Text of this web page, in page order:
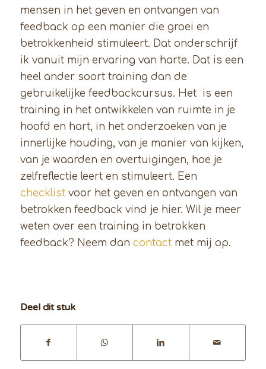
mensen in het geven en ontvangen van
feedback op een manier die groei en
betrokkenheid stimuleert. Dat onderschrijf
ik vanuit mijn ervaring van harte. Dat is een
heel ander soort training dan de
gebruikelijke feedbackcursus. Het is een
training in het ontwikkelen van ruimte in je
hoofd en hart, in het onderzoeken van je
innerlijke houding, van je manier van kijken,
van je waarden en overtuigingen, hoe je
zelfreflectie leert en stimuleert. Een
checklistvoor het geven en ontvangen van
betrokken feedback vind je hier. Wil je meer
weten over een training in betrokken
feedback? Neem dan contactmet mij op.
Deel dit stuk